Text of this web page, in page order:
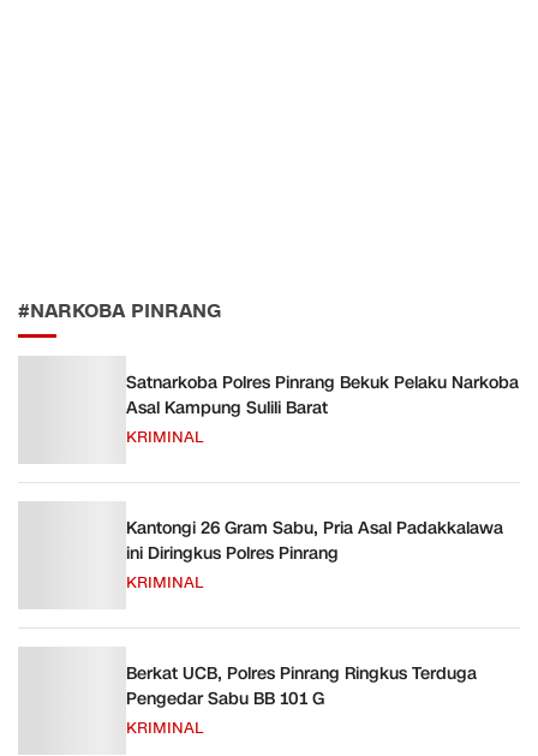
#NARKOBA PINRANG
Satnarkoba Polres Pinrang Bekuk Pelaku Narkoba
Asal Kampung Sulili Barat
KRIMINAL
Kantongi 26 Gram Sabu, Pria Asal Padakkalawa
ini Diringkus Polres Pinrang
KRIMINAL
Berkat UCB, Polres Pinrang Ringkus Terduga
Pengedar Sabu BB 101 G
KRIMINAL